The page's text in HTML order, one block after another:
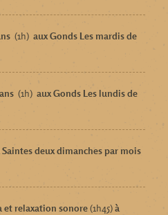
(1h) aux Gonds Les mardis de
(1h) aux Gonds Les lundis de
Saintes deux dimanches par mois
et relaxation sonore(1h45)à